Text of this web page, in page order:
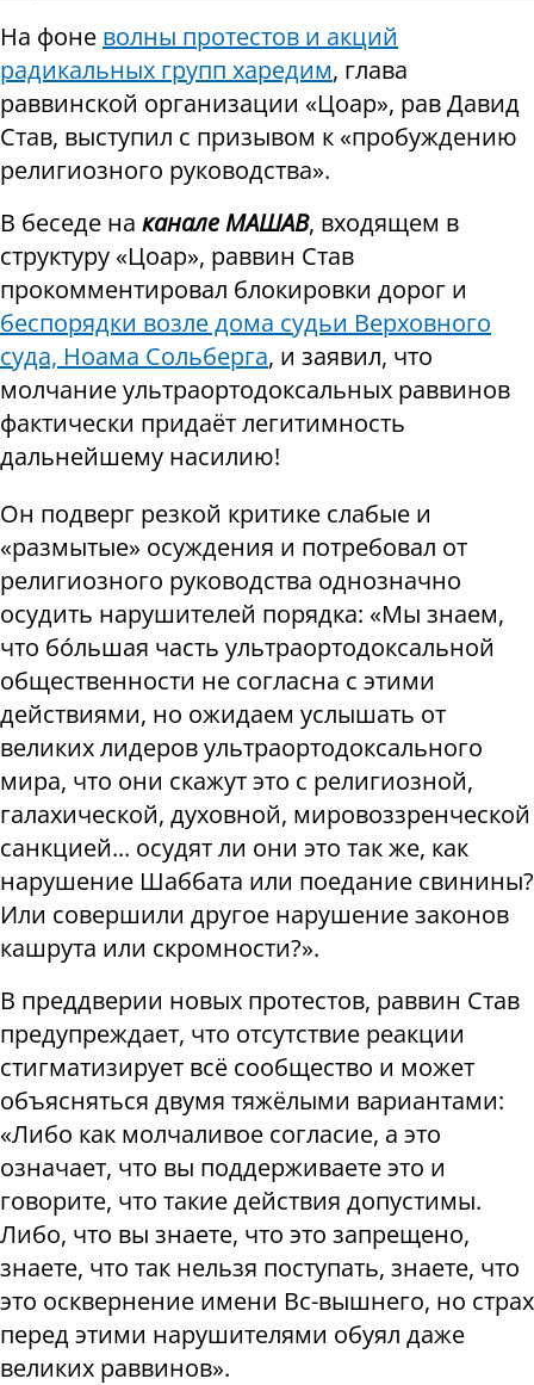
На фоне волны протестов и акций
радикальных групп харедим, глава
раввинской организации «Цоар», рав Давид
Став, выступил с призывом к «пробуждению
религиозного руководства».
В беседе на канале МАШАВ, входящем в
структуру «Цоар», раввин Став
прокомментировал блокировки дорог и
беспорядки возле дома судьи Верховного
суда, Ноама Сольберга, и заявил, что
молчание ультраортодоксальных раввинов
фактически придаёт легитимность
дальнейшему насилию!
Он подверг резкой критике слабые и
«размытые» осуждения и потребовал от
религиозного руководства однозначно
осудить нарушителей порядка: «Мы знаем,
что бóльшая часть ультраортодоксальной
общественности не согласна с этими
действиями, но ожидаем услышать от
великих лидеров ультраортодоксального
мира, что они скажут это с религиозной,
галахической, духовной, мировоззренческой
санкцией... осудят ли они это так же, как
нарушение Шаббата или поедание свинины?
Или совершили другое нарушение законов
кашрута или скромности?».
В преддверии новых протестов, раввин Став
предупреждает, что отсутствие реакции
стигматизирует всё сообщество и может
объясняться двумя тяжёлыми вариантами:
«Либо как молчаливое согласие, а это
означает, что вы поддерживаете это и
говорите, что такие действия допустимы.
Либо, что вы знаете, что это запрещено,
знаете, что так нельзя поступать, знаете, что
это осквернение имени Вс-вышнего, но страх
перед этими нарушителями обуял даже
великих раввинов».